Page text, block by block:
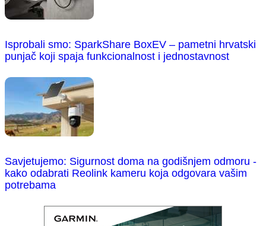
Isprobali smo: SparkShare BoxEV – pametni hrvatski
punjač koji spaja funkcionalnost i jednostavnost
Savjetujemo: Sigurnost doma na godišnjem odmoru -
kako odabrati Reolink kameru koja odgovara vašim
potrebama